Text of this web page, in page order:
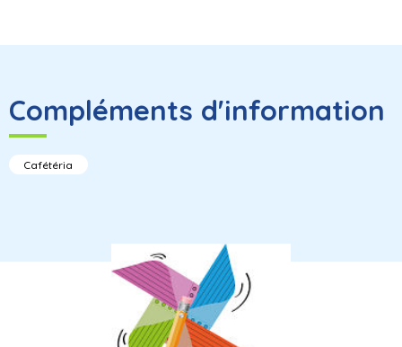
Compléments d'information
Cafétéria